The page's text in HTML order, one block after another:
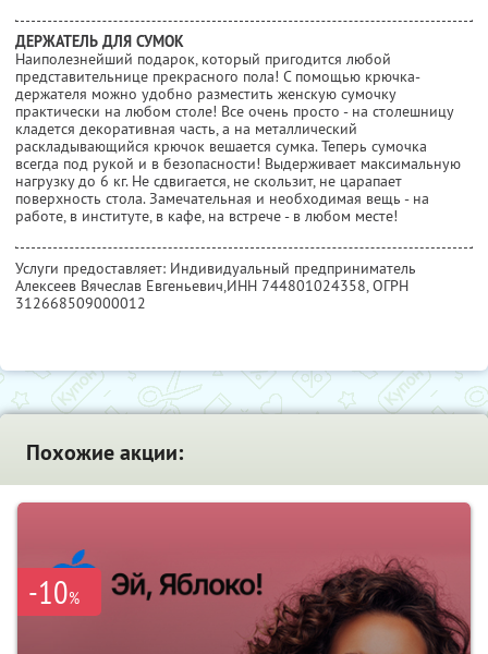
ДЕРЖАТЕЛЬ ДЛЯ СУМОК
Наиполезнейший подарок, который пригодится любой
представительнице прекрасного пола! С помощью крючка-
держателя можно удобно разместить женскую сумочку
практически на любом столе! Все очень просто - на столешницу
кладется декоративная часть, а на металлический
раскладывающийся крючок вешается сумка. Теперь сумочка
всегда под рукой и в безопасности! Выдерживает максимальную
нагрузку до 6 кг. Не сдвигается, не скользит, не царапает
поверхность стола. Замечательная и необходимая вещь - на
работе, в институте, в кафе, на встрече - в любом месте!
Услуги предоставляет: Индивидуальный предприниматель
Алексеев Вячеслав Евгеньевич,ИНН 744801024358, ОГРН
312668509000012
Похожие акции:
-10%